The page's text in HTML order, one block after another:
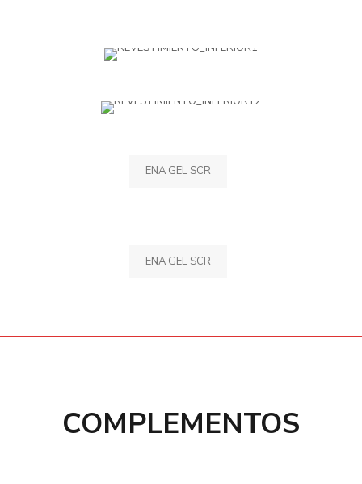
ENA GEL SCR
ENA GEL SCR
COMPLEMENTOS